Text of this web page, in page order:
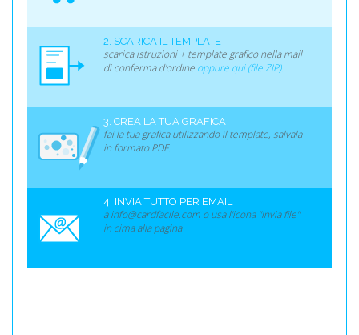
2. SCARICA IL TEMPLATE
scarica istruzioni + template grafico nella mail
di conferma d'ordine oppure qui (file ZIP).
3. CREA LA TUA GRAFICA
fai la tua grafica utilizzando il template, salvala
in formato PDF.
4. INVIA TUTTO PER EMAIL
a info@cardfacile.com o usa l'icona "Invia file"
in cima alla pagina